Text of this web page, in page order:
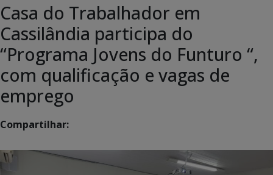
Casa do Trabalhador em
Cassilândia participa do
“Programa Jovens do Funturo “,
com qualificação e vagas de
emprego
Compartilhar: